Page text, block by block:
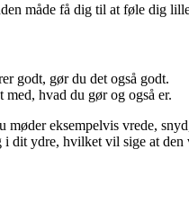
måde få dig til at føle dig
godt, gør du det også godt.
hvad du gør og også er.
møder eksempelvis vrede,
dit ydre, hvilket vil sige at den